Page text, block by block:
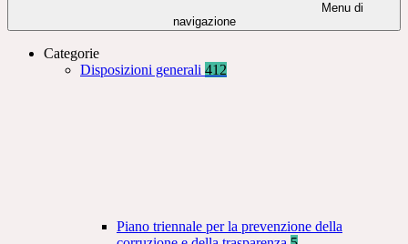
Menu di
navigazione
Categorie
Disposizioni generali 412
Piano triennale per la prevenzione della